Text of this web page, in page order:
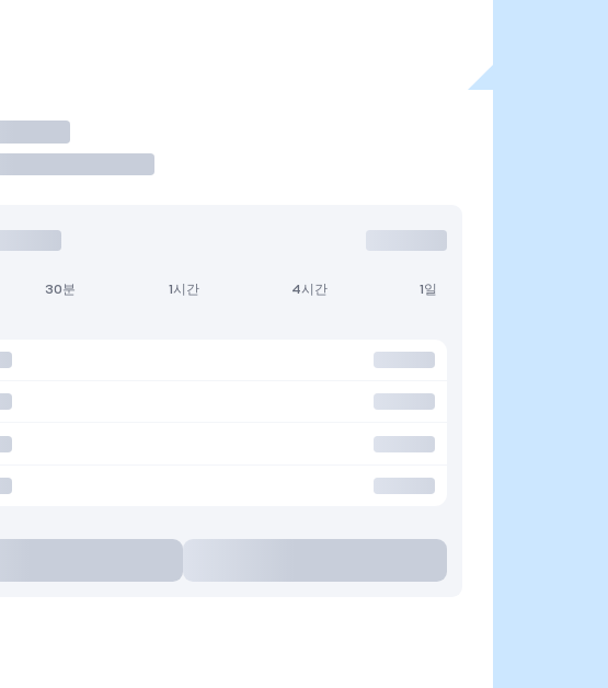
30분 1시간 4시간 1일